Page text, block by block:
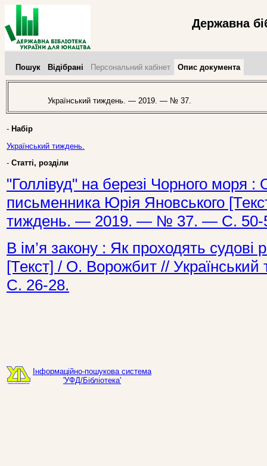
Державна
Пошук Відібрані Персональний кабінет Опис документа
Український тиждень. — 2019. — № 37.
- Набір
Український тиждень.
- Статті, розділи
"Голлівуд" на березі Чорного моря :
письменника Юрія Яновського
тиждень. — 2019. — № 37. — С. 50-
В ім’я закону : Як проходять судові
[Текст] / О. Ворожбит //
С. 26-28.
Інформаційно-пошукова система
'УФД/Бібліотека'